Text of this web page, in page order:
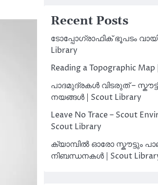
Recent Posts
ടോപ്പോഗ്രാഫിക് ഭൂപടം
Library
Reading a Topographic
പാദമുദ്രകൾ വിടരുത് –
നയങ്ങൾ | Scout Library
Leave No Trace – Scout
Scout Library
ക്യാമ്പിൽ ഓരോ സ്കൗട്ടും
നിബന്ധനകൾ | Scout